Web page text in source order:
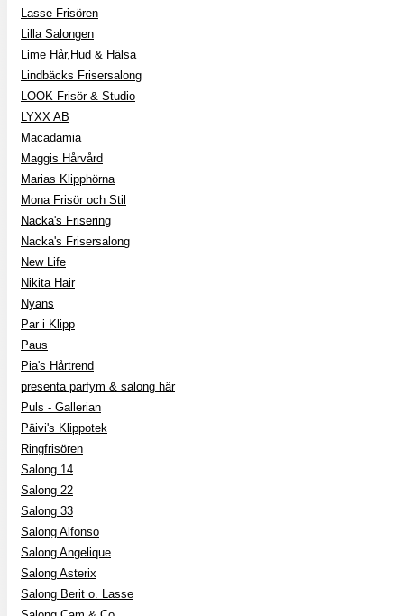
Lasse Frisören
Lilla Salongen
Lime Hår,Hud & Hälsa
Lindbäcks Frisersalong
LOOK Frisör & Studio
LYXX AB
Macadamia
Maggis Hårvård
Marias Klipphörna
Mona Frisör och Stil
Nacka's Frisering
Nacka's Frisersalong
New Life
Nikita Hair
Nyans
Par i Klipp
Paus
Pia's Hårtrend
presenta parfym & salong här
Puls - Gallerian
Päivi's Klippotek
Ringfrisören
Salong 14
Salong 22
Salong 33
Salong Alfonso
Salong Angelique
Salong Asterix
Salong Berit o. Lasse